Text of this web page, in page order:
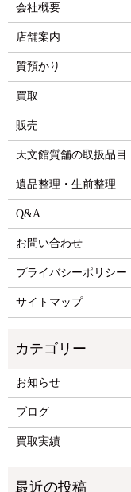
会社概要
店舗案内
質預かり
買取
販売
天文館質舗の取扱品目
遺品整理・生前整理
Q&A
お問い合わせ
プライバシーポリシー
サイトマップ
お知らせ
ブログ
買取実績